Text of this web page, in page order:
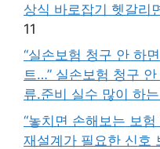
상식 바로잡기 헷갈리
11
“실손보험 청구 안 하
트…” 실손보험 청구
류.준비 실수 많이 하
“놓치면 손해보는 보
재설계가 필요한 신호